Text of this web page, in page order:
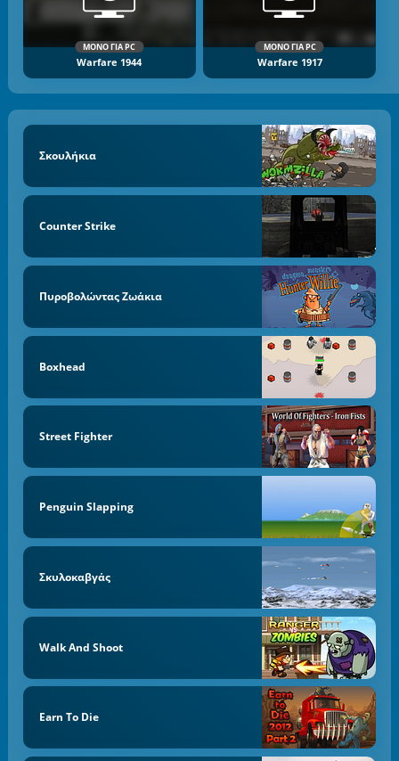
ΜΌΝΟ ΓΙΑ PC
Warfare 1944
ΜΌΝΟ ΓΙΑ PC
Warfare 1917
Σκουλήκια
Counter Strike
Πυροβολώντας Ζωάκια
Boxhead
Street Fighter
Penguin Slapping
Σκυλοκαβγάς
Walk And Shoot
Earn To Die